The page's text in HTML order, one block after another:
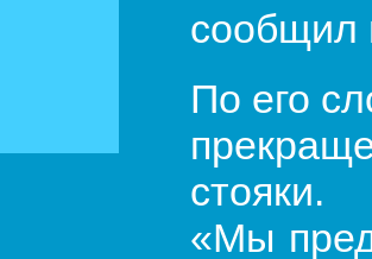
сообщил
По его
стояки.
«Мы